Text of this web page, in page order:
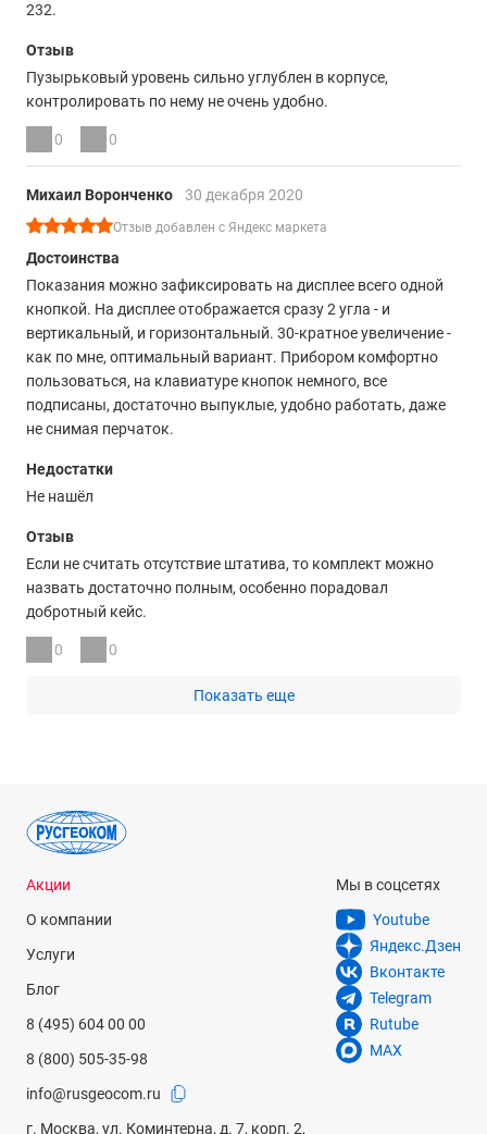
232.
Отзыв
Пузырьковый уровень сильно углублен в корпусе,
контролировать по нему не очень удобно.
0 0
Михаил Воронченко 30 декабря 2020
Отзыв добавлен с Яндекс маркета
Достоинства
Показания можно зафиксировать на дисплее всего одной
кнопкой. На дисплее отображается сразу 2 угла - и
вертикальный, и горизонтальный. 30-кратное увеличение -
как по мне, оптимальный вариант. Прибором комфортно
пользоваться, на клавиатуре кнопок немного, все
подписаны, достаточно выпуклые, удобно работать, даже
не снимая перчаток.
Недостатки
Не нашёл
Отзыв
Если не считать отсутствие штатива, то комплект можно
назвать достаточно полным, особенно порадовал
добротный кейс.
0 0
Показать еще
Акции
О компании
Услуги
Блог
8 (495) 604 00 00
8 (800) 505-35-98
info@rusgeocom.ru
г. Москва, ул. Коминтерна, д. 7, корп. 2,
Мы в соцсетях
Youtube
Яндекс.Дзен
Вконтакте
Telegram
Rutube
MAX